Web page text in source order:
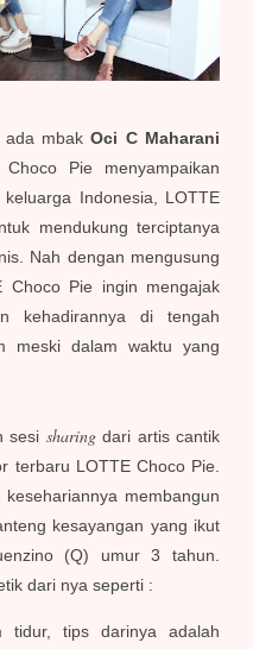
ada mbakOci C Maharani
Pie menyampaikan
Indonesia, LOTTE
mendukung terciptanya
Nah dengan mengusung
Choco Pie ingin mengajak
kehadirannya di tengah
meski dalam waktu yang
sesi sharingdari artis cantik
terbaru LOTTE Choco Pie.
membangun
kesayangan yang ikut
(Q) umur 3 tahun.
dari nya seperti :
tidur, tips darinya adalah